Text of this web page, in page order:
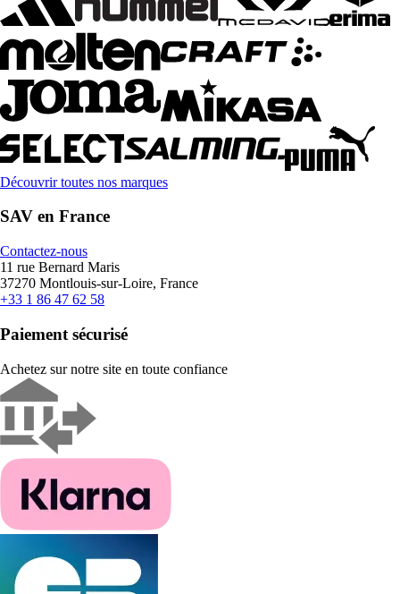
Découvrir toutes nos marques
SAV en France
Contactez-nous
11 rue Bernard Maris
37270 Montlouis-sur-Loire, France
+33 1 86 47 62 58
Paiement sécurisé
Achetez sur notre site en toute confiance